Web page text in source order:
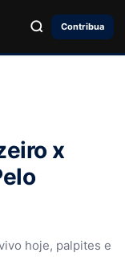
Contribua
x
hoje, palpites e